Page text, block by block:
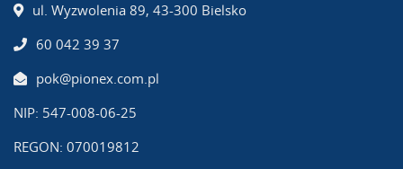
ul. Wyzwolenia 89, 43-300 Bielsko
60 042 39 37
pok@pionex.com.pl
NIP: 547-008-06-25
REGON: 070019812